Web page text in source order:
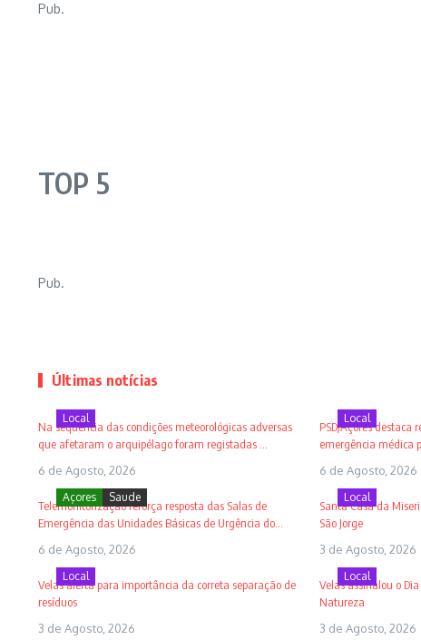
Pub.
TOP 5
Pub.
Últimas notícias
Local
Na sequência das condições meteorológicas adversas
que afetaram o arquipélago foram registadas ...
6 de Agosto, 2026
Local
PSD/Açores destaca
emergência médica
6 de Agosto, 2026
Açores Saude
Telemonitorização reforça resposta das Salas de
Emergência das Unidades Básicas de Urgência do...
6 de Agosto, 2026
Local
Santa Casa da
São Jorge
3 de Agosto, 2026
Local
Velas alerta para importância da correta separação de
resíduos
3 de Agosto, 2026
Local
Velas assinalou o
Natureza
3 de Agosto, 2026